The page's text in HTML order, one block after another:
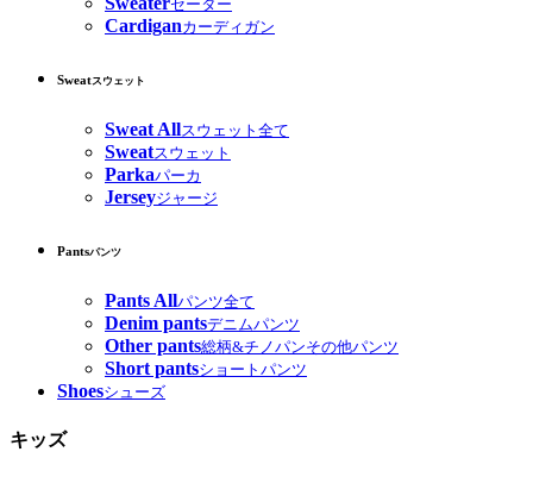
セーター
Cardiganカーディガン
Sweatスウェット
Sweat Allスウェット全て
Sweatスウェット
Parkaパーカ
Jerseyジャージ
Pantsパンツ
Pants Allパンツ全て
Denim pantsデニムパンツ
Other pants総柄&チノパンその他パンツ
Short pantsショートパンツ
Shoesシューズ
キッズ